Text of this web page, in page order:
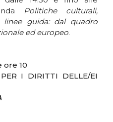
Politiche culturali,
guida: dal quadro
ed europeo.
ore 10
I DIRITTI DELLE/EI